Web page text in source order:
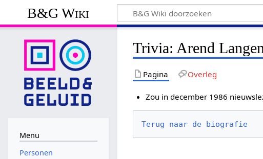
B&G Wiki
Trivia: Arend
Pagina Overleg
Zou in december 1986
Terug naar de biografie
Menu
Personen